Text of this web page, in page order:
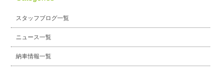
スタッフブログ一覧
ニュース一覧
納車情報一覧